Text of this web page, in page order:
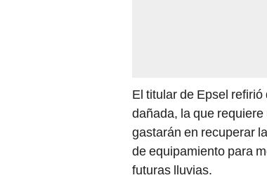
El titular de Epsel
dañada, la que
gastarán en recuperar
de equipamiento para
futuras lluvias.